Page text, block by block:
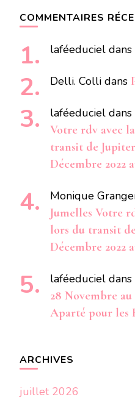
COMMENTAIRES
laféeduciel dans
Delli. Colli dans
laféeduciel dans
Votre rdv avec
transit de
Décembre 2022
Monique
Jumelles Votre
lors du transit
Décembre 2022
laféeduciel dans
28 Novembre
Aparté pour les
ARCHIVES
juillet 2026